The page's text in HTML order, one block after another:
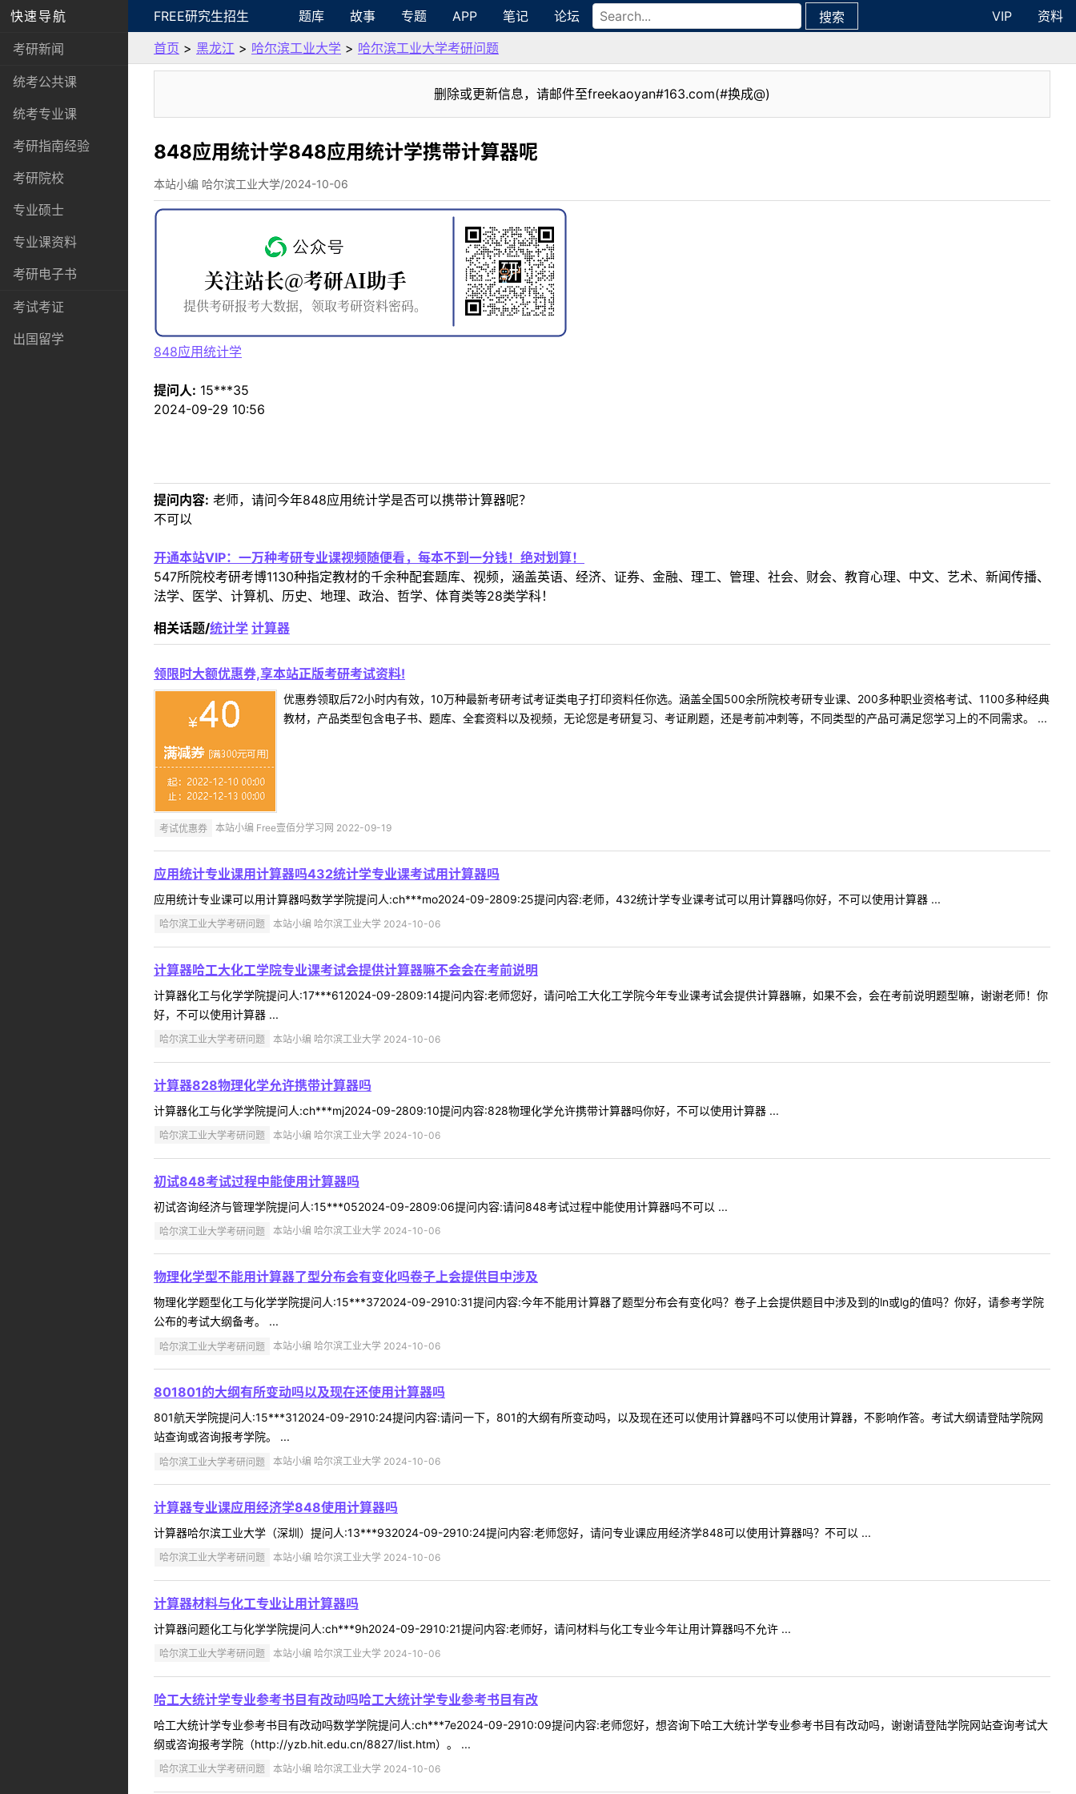
快速导航
考研新闻
统考公共课
统考专业课
考研指南经验
考研院校
专业硕士
专业课资料
考研电子书
考试考证
出国留学
FREE研究生招生 题库 故事 专题 APP 笔记 论坛 搜索 VIP
资料
首页 > 黑龙江 > 哈尔滨工业大学 > 哈尔滨工业大学考研问题
删除或更新信息，请邮件至freekaoyan#163.com(#换成@)
848应用统计学848应用统计学携带计算器呢
本站小编 哈尔滨工业大学/2024-10-06
848应用统计学
提问人: 15***35
2024-09-29 10:56
提问内容: 老师，请问今年848应用统计学是否可以携带计算器呢？
不可以
开通本站VIP：一万种考研专业课视频随便看，每本不到一分钱！绝对划算！
547所院校考研考博1130种指定教材的千余种配套题库、视频，涵盖英语、经济、证券、金融、理工、管理、社会、财会、教育心理、中文、艺术、新闻传播、
法学、医学、计算机、历史、地理、政治、哲学、体育类等28类学科！
相关话题/统计学 计算器
领限时大额优惠券,享本站正版考研考试资料!
优惠券领取后72小时内有效，10万种最新考研考试考证类电子打印资料任你选。涵盖全国500余所院校考研专业课、200多种职业资格考试、1100多种经典
教材，产品类型包含电子书、题库、全套资料以及视频，无论您是考研复习、考证刷题，还是考前冲刺等，不同类型的产品可满足您学习上的不同需求。 ...
考试优惠券 本站小编 Free壹佰分学习网 2022-09-19
应用统计专业课用计算器吗432统计学专业课考试用计算器吗
应用统计专业课可以用计算器吗数学学院提问人:ch***mo2024-09-2809:25提问内容:老师，432统计学专业课考试可以用计算器吗你好，不可以使用计算器 ...
哈尔滨工业大学考研问题 本站小编 哈尔滨工业大学 2024-10-06
计算器哈工大化工学院专业课考试会提供计算器嘛不会会在考前说明
计算器化工与化学学院提问人:17***612024-09-2809:14提问内容:老师您好，请问哈工大化工学院今年专业课考试会提供计算器嘛，如果不会，会在考前说明题型嘛，谢谢老师！你
好，不可以使用计算器 ...
哈尔滨工业大学考研问题 本站小编 哈尔滨工业大学 2024-10-06
计算器828物理化学允许携带计算器吗
计算器化工与化学学院提问人:ch***mj2024-09-2809:10提问内容:828物理化学允许携带计算器吗你好，不可以使用计算器 ...
哈尔滨工业大学考研问题 本站小编 哈尔滨工业大学 2024-10-06
初试848考试过程中能使用计算器吗
初试咨询经济与管理学院提问人:15***052024-09-2809:06提问内容:请问848考试过程中能使用计算器吗不可以 ...
哈尔滨工业大学考研问题 本站小编 哈尔滨工业大学 2024-10-06
物理化学型不能用计算器了型分布会有变化吗卷子上会提供目中涉及
物理化学题型化工与化学学院提问人:15***372024-09-2910:31提问内容:今年不能用计算器了题型分布会有变化吗？卷子上会提供题目中涉及到的ln或lg的值吗？你好，请参考学院
公布的考试大纲备考。 ...
哈尔滨工业大学考研问题 本站小编 哈尔滨工业大学 2024-10-06
801801的大纲有所变动吗以及现在还使用计算器吗
801航天学院提问人:15***312024-09-2910:24提问内容:请问一下，801的大纲有所变动吗，以及现在还可以使用计算器吗不可以使用计算器，不影响作答。考试大纲请登陆学院网
站查询或咨询报考学院。 ...
哈尔滨工业大学考研问题 本站小编 哈尔滨工业大学 2024-10-06
计算器专业课应用经济学848使用计算器吗
计算器哈尔滨工业大学（深圳）提问人:13***932024-09-2910:24提问内容:老师您好，请问专业课应用经济学848可以使用计算器吗？不可以 ...
哈尔滨工业大学考研问题 本站小编 哈尔滨工业大学 2024-10-06
计算器材料与化工专业让用计算器吗
计算器问题化工与化学学院提问人:ch***9h2024-09-2910:21提问内容:老师好，请问材料与化工专业今年让用计算器吗不允许 ...
哈尔滨工业大学考研问题 本站小编 哈尔滨工业大学 2024-10-06
哈工大统计学专业参考书目有改动吗哈工大统计学专业参考书目有改
哈工大统计学专业参考书目有改动吗数学学院提问人:ch***7e2024-09-2910:09提问内容:老师您好，想咨询下哈工大统计学专业参考书目有改动吗，谢谢请登陆学院网站查询考试大
纲或咨询报考学院（http://yzb.hit.edu.cn/8827/list.htm）。 ...
哈尔滨工业大学考研问题 本站小编 哈尔滨工业大学 2024-10-06